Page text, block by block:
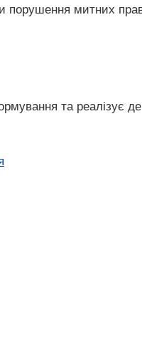
порушення митних
та реалізує